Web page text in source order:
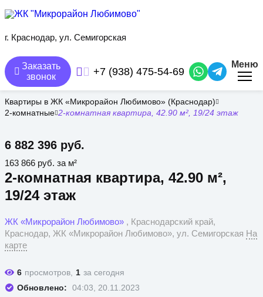
содержанию
г. Краснодар, ул. Семигорская
Заказать
звонок
+7 (938) 475-54-69
Меню
Квартиры в ЖК «Микрорайон Любимово» (Краснодар)
2-комнатные 2-комнатная квартира, 42.90 м², 19/24 этаж
2-комнатная квартира, 42.90 м²,
19/24 этаж
6 882 396 руб.
ЖК «Микрорайон Любимово» , Краснодарский край,
Краснодар, ЖК «Микрорайон Любимово», ул. Семигорская На
карте
163 866 руб. за м²
6 просмотров, 1 за сегодня
Обновлено:
04:03, 20.11.2023